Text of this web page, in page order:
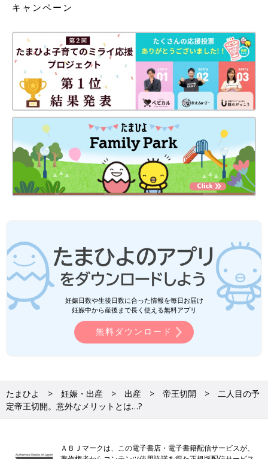
キャンペーン
妊娠日数や生後日数に合った情報を毎日お届け
妊娠中から産後まで長く使える無料アプリ
無料ダウンロード
たまひよ 妊娠・出産 出産 帝王切開
二人目の予
定帝王切開。意外なメリットとは…?
ＡＢＪマークは、この電子書店・電子書籍配信サービスが、